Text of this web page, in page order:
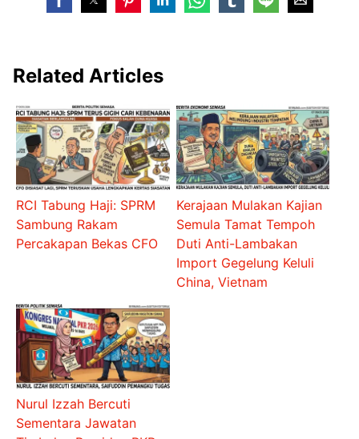
Related Articles
RCI Tabung Haji: SPRM
Sambung Rakam
Percakapan Bekas CFO
Kerajaan Mulakan Kajian
Semula Tamat Tempoh
Duti Anti-Lambakan
Import Gegelung Keluli
China, Vietnam
Nurul Izzah Bercuti
Sementara Jawatan